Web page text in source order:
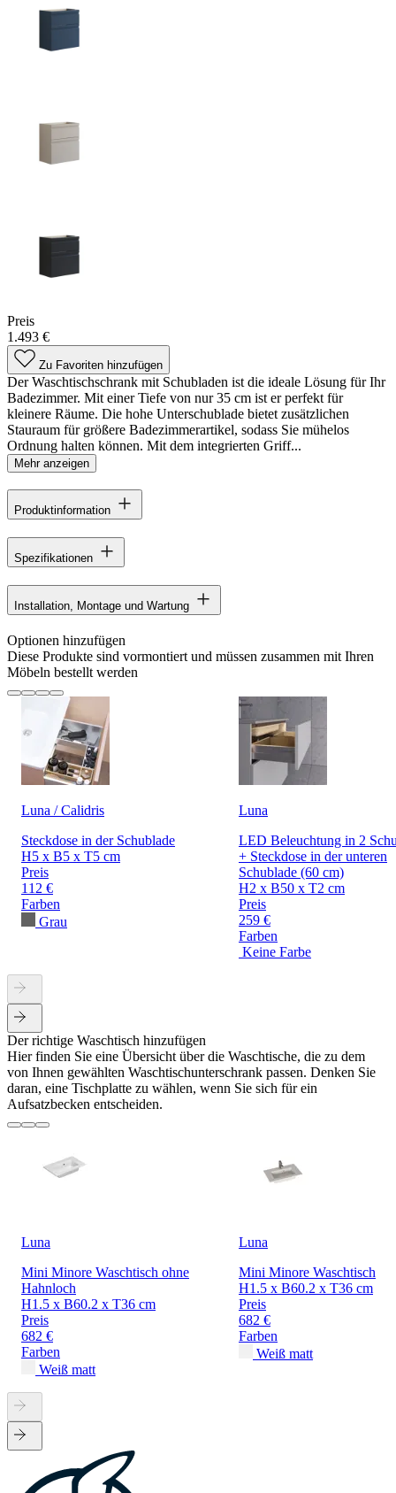
Preis
1.493 €
Zu Favoriten hinzufügen
Der Waschtischschrank mit Schubladen ist die ideale Lösung für Ihr
Badezimmer. Mit einer Tiefe von nur 35 cm ist er perfekt für
kleinere Räume. Die hohe Unterschublade bietet zusätzlichen
Stauraum für größere Badezimmerartikel, sodass Sie mühelos
Ordnung halten können. Mit dem integrierten Griff...
Mehr anzeigen
Produktinformation
Spezifikationen
Installation, Montage und Wartung
Optionen hinzufügen
Diese Produkte sind vormontiert und müssen zusammen mit Ihren
Möbeln bestellt werden
Luna / Calidris
Steckdose in der Schublade
H5 x B5 x T5 cm
Preis
112 €
Farben
Grau
Luna
LED Beleuchtung in 2
+ Steckdose in der unteren
Schublade (60 cm)
H2 x B50 x T2 cm
Preis
259 €
Farben
Keine Farbe
Der richtige Waschtisch hinzufügen
Hier finden Sie eine Übersicht über die Waschtische, die zu dem
von Ihnen gewählten Waschtischunterschrank passen. Denken Sie
daran, eine Tischplatte zu wählen, wenn Sie sich für ein
Aufsatzbecken entscheiden.
Luna
Mini Minore Waschtisch ohne
Hahnloch
H1.5 x B60.2 x T36 cm
Preis
682 €
Farben
Weiß matt
Luna
Mini Minore Waschtisch
H1.5 x B60.2 x T36 cm
Preis
682 €
Farben
Weiß matt